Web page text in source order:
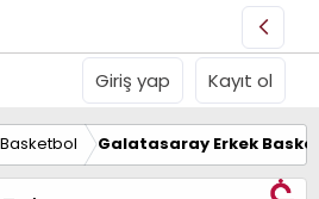
Giriş yap Kayıt ol
Galatasaray Erkek